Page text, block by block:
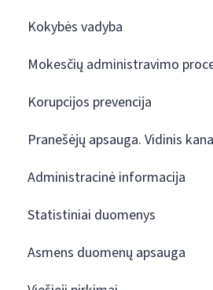
Kokybės vadyba
Mokesčių administravimo
Korupcijos prevencija
Pranešėjų apsauga. Vidinis
Administracinė informacija
Statistiniai duomenys
Asmens duomenų apsauga